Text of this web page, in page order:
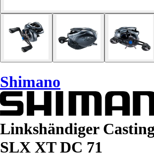
Shimano
Linkshändiger
SLX XT DC 71